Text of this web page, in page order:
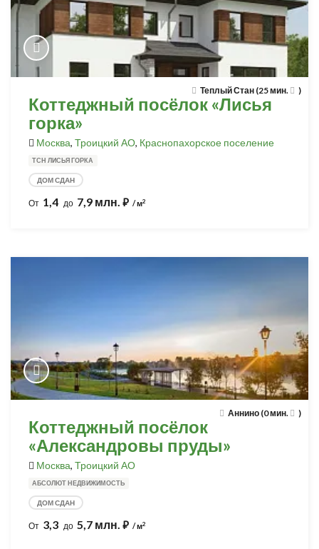
Теплый Стан (25 мин. )
Коттеджный посёлок «Лисья
горка»
Москва, Троицкий АО, Краснопахорское поселение
ТСН ЛИСЬЯ ГОРКА
ДОМ СДАН
От 1,4 до 7,9 млн. ⃏ / м2
Аннино (0 мин. )
Коттеджный посёлок
«Александровы пруды»
Москва, Троицкий АО
АБСОЛЮТ НЕДВИЖИМОСТЬ
ДОМ СДАН
От 3,3 до 5,7 млн. ⃏ / м2